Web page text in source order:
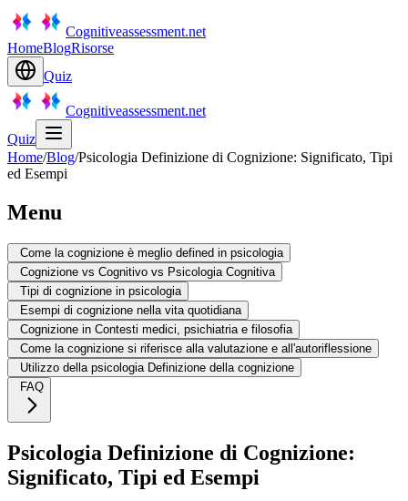
Cognitiveassessment.net
HomeBlogRisorse
Quiz
Cognitiveassessment.net
Quiz
Home/Blog/Psicologia Definizione di Cognizione: Significato, Tipi
ed Esempi
Menu
Come la cognizione è meglio defined in psicologia
Cognizione vs Cognitivo vs Psicologia Cognitiva
Tipi di cognizione in psicologia
Esempi di cognizione nella vita quotidiana
Cognizione in Contesti medici, psichiatria e filosofia
Come la cognizione si riferisce alla valutazione e all'autoriflessione
Utilizzo della psicologia Definizione della cognizione
FAQ
Psicologia Definizione di Cognizione:
Significato, Tipi ed Esempi